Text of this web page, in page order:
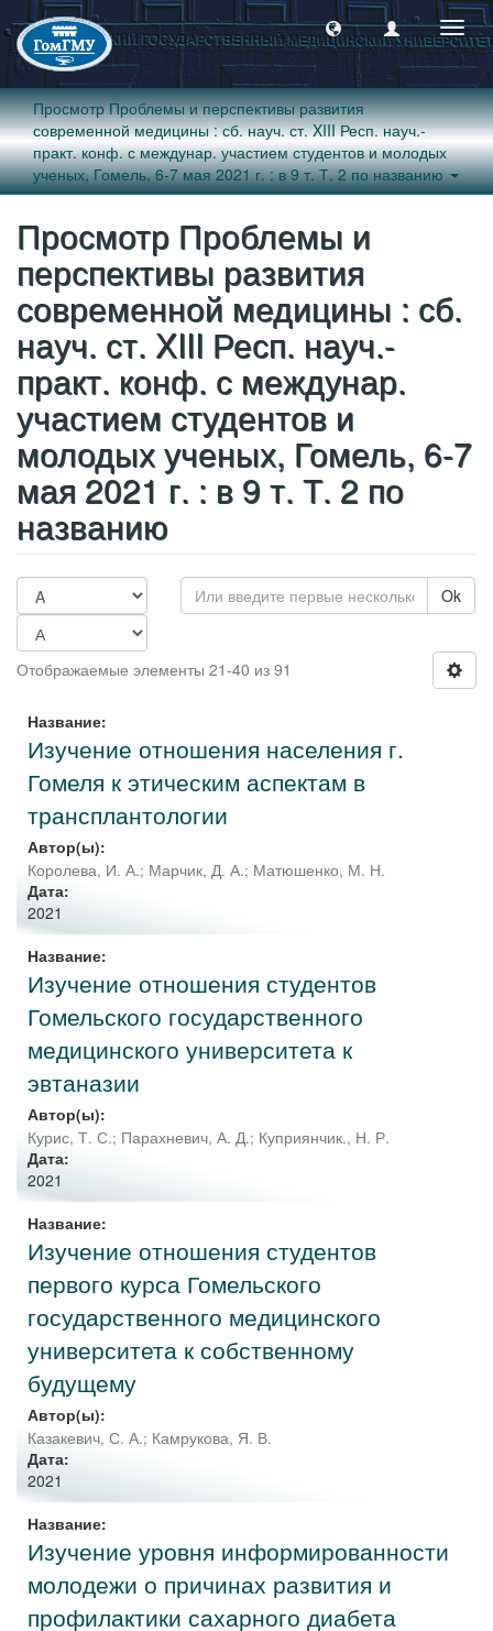
Просмотр Проблемы и перспективы развития
современной медицины : сб. науч. ст. XIII Респ. науч.-
практ. конф. с междунар. участием студентов и молодых
ученых, Гомель, 6-7 мая 2021 г. : в 9 т. Т. 2 по названию
Просмотр Проблемы и
перспективы развития
современной медицины : сб.
науч. ст. XIII Респ. науч.-
практ. конф. с междунар.
участием студентов и
молодых ученых, Гомель, 6-7
мая 2021 г. : в 9 т. Т. 2 по
названию
Ok
Отображаемые элементы 21-40 из 91
Название:
Изучение отношения населения г.
Гомеля к этическим аспектам в
трансплантологии
Автор(ы):
Королева, И. А.; Марчик, Д. А.; Матюшенко, М. Н.
Дата:
2021
Название:
Изучение отношения студентов
Гомельского государственного
медицинского университета к
эвтаназии
Автор(ы):
Курис, Т. С.; Парахневич, А. Д.; Куприянчик., Н. Р.
Дата:
2021
Название:
Изучение отношения студентов
первого курса Гомельского
государственного медицинского
университета к собственному
будущему
Автор(ы):
Казакевич, С. А.; Камрукова, Я. В.
Дата:
2021
Название:
Изучение уровня информированности
молодежи о причинах развития и
профилактики сахарного диабета